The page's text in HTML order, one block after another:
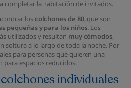
completar la habitación de invitados.
los colchones de 80, que son
pequeñas y para los niños. Los
utilizados y resultan muy cómodos,
soltura a lo largo de toda la noche. Por
para personas que quieren una
para espacios reducidos.
individuales